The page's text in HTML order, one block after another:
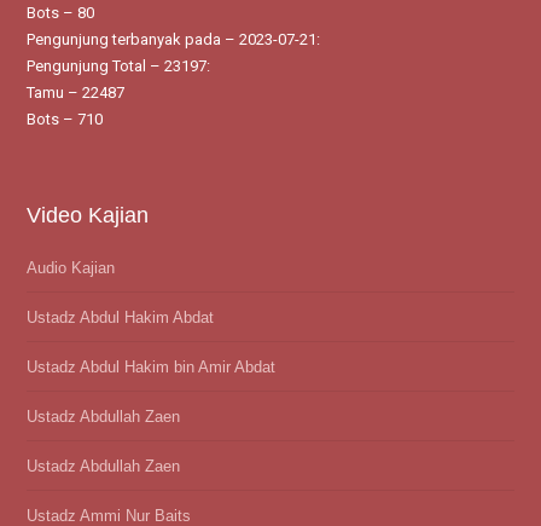
Bots – 80
Pengunjung terbanyak pada – 2023-07-21:
Pengunjung Total – 23197:
Tamu – 22487
Bots – 710
Video Kajian
Audio Kajian
Ustadz Abdul Hakim Abdat
Ustadz Abdul Hakim bin Amir Abdat
Ustadz Abdullah Zaen
Ustadz Abdullah Zaen
Ustadz Ammi Nur Baits